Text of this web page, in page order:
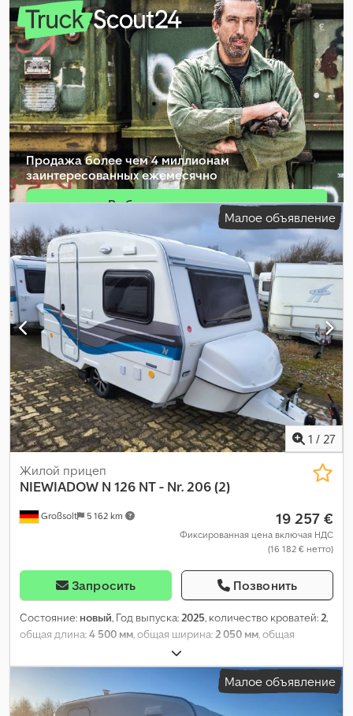
Продажа более чем 4 миллионам
заинтересованных ежемесячно
Выбрать пакет дилера
Создать отдельное объявление
Малое объявление
1 / 27
Großsolt 5 162 km
Жилой прицеп
NIEWIADOW N 126 NT - Nr. 206 (2)
19 257 €
Фиксированная цена включая НДС
(16 182 € нетто)
Запросить Позвонить
Состояние: новый, Год выпуска:2025, количество кроватей:2,
общая длина:4 500 мм, общая ширина:2 050 мм, общая
, конфигурация осей:
Оборудование:ванная комната, отопитель стояночный,
Малое объявление